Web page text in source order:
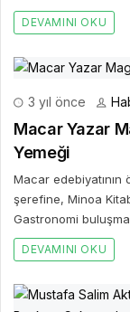
DEVAMINI OKU
3 yıl önce
Macar Yazar
Yemeği
Macar edebiyatının
şerefine, Minoa
Gastronomi
DEVAMINI OKU